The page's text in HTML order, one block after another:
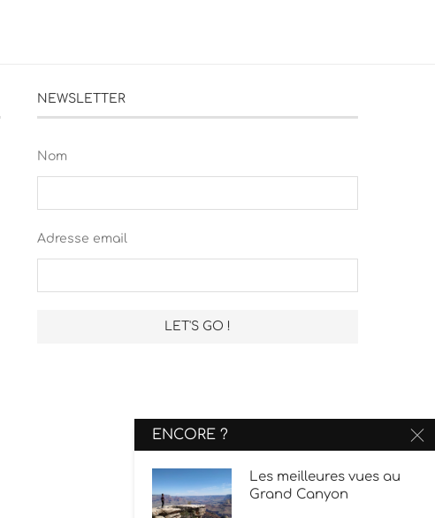
NEWSLETTER
Nom
Adresse email
ENCORE ?
Les meilleures vues au
Grand Canyon